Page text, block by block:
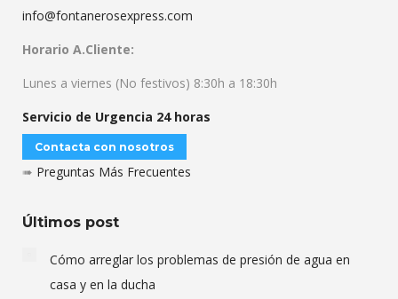
info@fontanerosexpress.com
Horario A.Cliente:
Lunes a viernes (No festivos) 8:30h a 18:30h
Servicio de Urgencia 24 horas
Contacta con nosotros
➠ Preguntas Más Frecuentes
Últimos post
Cómo arreglar los problemas de presión de agua en
casa y en la ducha